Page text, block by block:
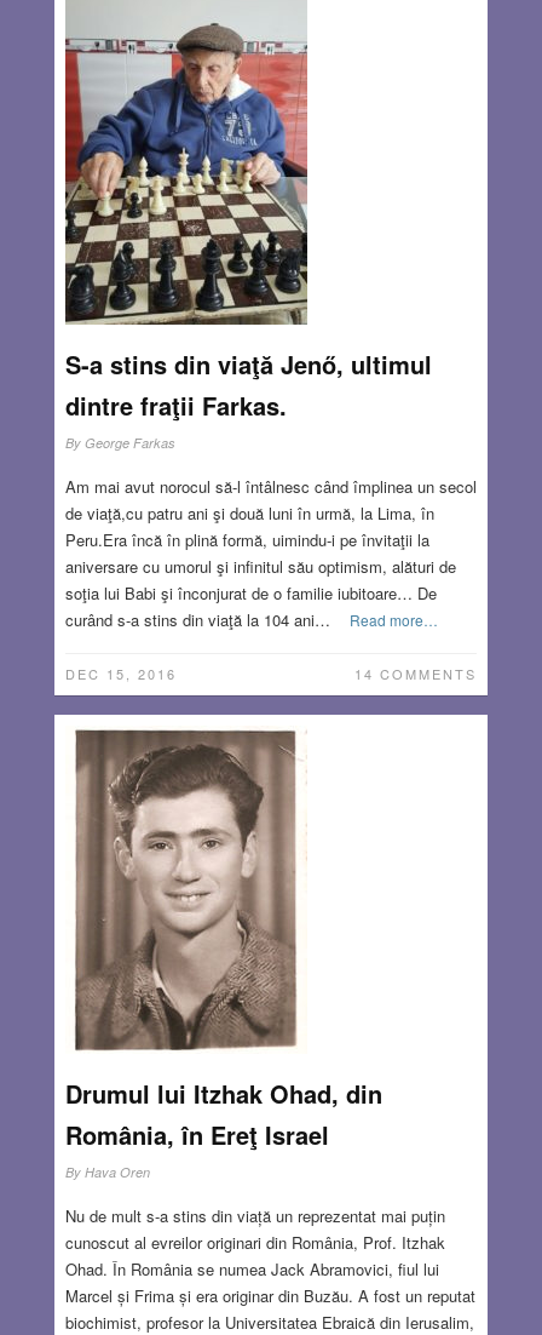
S-a stins din viaţă Jenő, ultimul
dintre fraţii Farkas.
By George Farkas
Am mai avut norocul să-l întâlnesc când împlinea un secol
de viaţă,cu patru ani şi două luni în urmă, la Lima, în
Peru.Era încă în plină formă, uimindu-i pe învitaţii la
aniversare cu umorul şi infinitul său optimism, alături de
soţia lui Babi şi înconjurat de o familie iubitoare… De
curând s-a stins din viaţă la 104 ani…
Read more…
DEC 15, 2016 14 COMMENTS
Drumul lui Itzhak Ohad, din
România, în Ereţ Israel
By Hava Oren
Nu de mult s-a stins din viață un reprezentat mai puțin
cunoscut al evreilor originari din România, Prof. Itzhak
Ohad. În România se numea Jack Abramovici, fiul lui
Marcel și Frima și era originar din Buzău. A fost un reputat
biochimist, profesor la Universitatea Ebraică din Ierusalim,